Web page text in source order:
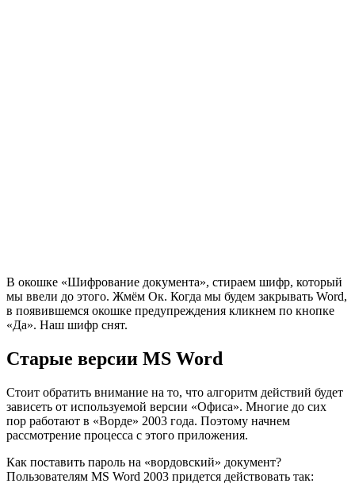
В окошке «Шифрование документа», стираем шифр, который
мы ввели до этого. Жмём Ок. Когда мы будем закрывать Word,
в появившемся окошке предупреждения кликнем по кнопке
«Да». Наш шифр снят.
Старые версии MS Word
Стоит обратить внимание на то, что алгоритм действий будет
зависеть от используемой версии «Офиса». Многие до сих
пор работают в «Ворде» 2003 года. Поэтому начнем
рассмотрение процесса с этого приложения.
Как поставить пароль на «вордовский» документ?
Пользователям MS Word 2003 придется действовать так: